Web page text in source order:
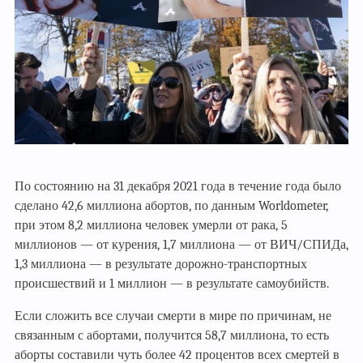
По состоянию на 31 декабря 2021 года в течение года было
сделано 42,6 миллиона абортов, по данным Worldometer,
при этом 8,2 миллиона человек умерли от рака, 5
миллионов — от курения, 1,7 миллиона — от ВИЧ/СПИДа,
1,3 миллиона — в результате дорожно-транспортных
происшествий и 1 миллион — в результате самоубийств.
Если сложить все случаи смерти в мире по причинам, не
связанным с абортами, получится 58,7 миллиона, то есть
аборты составили чуть более 42 процентов всех смертей в